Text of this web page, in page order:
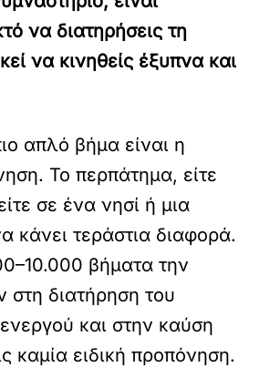
να διατηρήσεις τη
να κινηθείς έξυπνα και
απλό βήμα είναι η
Το περπάτημα, είτε
σε ένα νησί ή μια
κάνει τεράστια διαφορά.
βήματα την
στη διατήρηση του
και στην καύση
καμία ειδική προπόνηση.